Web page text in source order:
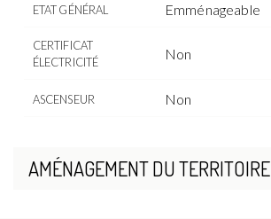
ETAT GÉNÉRAL Emménageable
CERTIFICAT
ÉLECTRICITÉ
Non
ASCENSEUR Non
AMÉNAGEMENT DU TERRITOIRE